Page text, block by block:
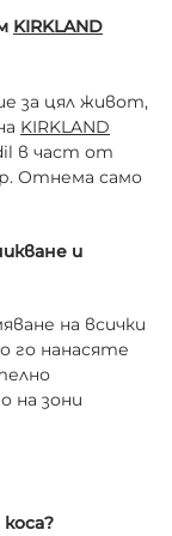
KIRKLAND
за цял живот,
KIRKLAND
в част от
Отнема само
и
на всички
го нанасяте
на зони